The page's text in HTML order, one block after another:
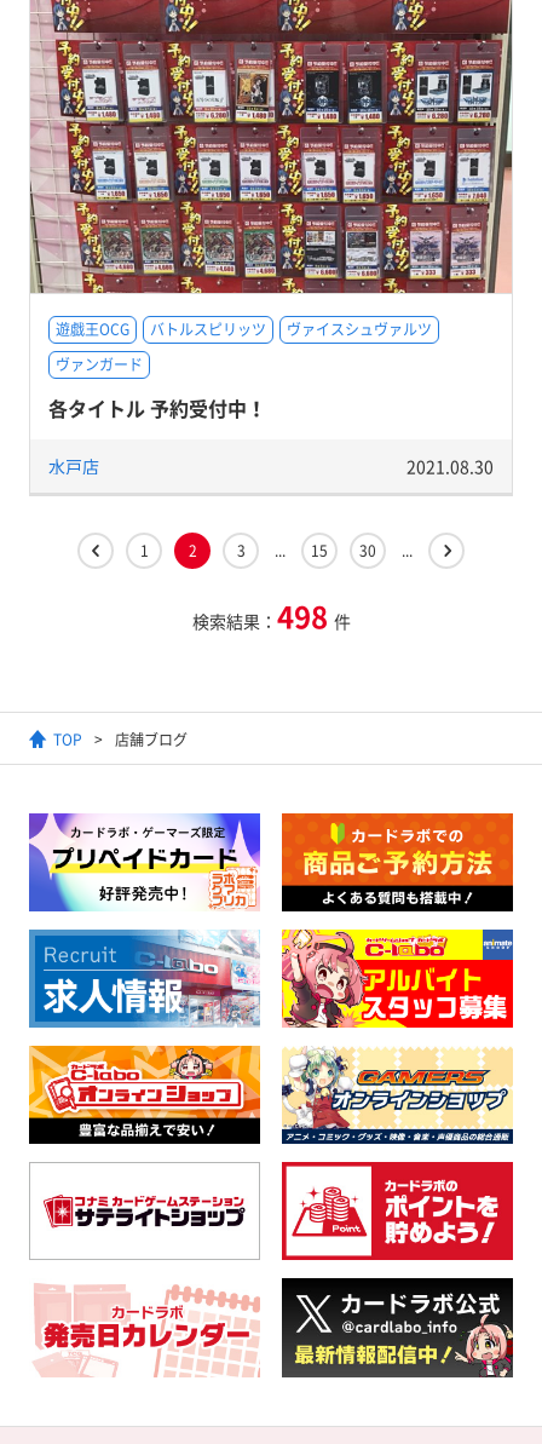
遊戯王OCG バトルスピリッツ
ヴァイスシュヴァルツ
ヴァンガード
各タイトル 予約受付中！
水戸店 2021.08.30
1 2 3 ... 15 30 ...
検索結果： 498 件
TOP 店舗ブログ